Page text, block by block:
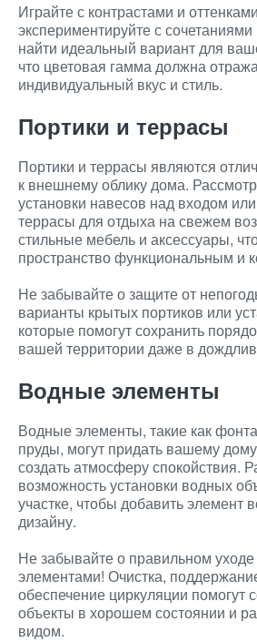
Играйте с контрастами и
экспериментируйте с
найти идеальный вариант для
что цветовая гамма должна
индивидуальный вкус и стиль.
Портики и террасы
Портики и террасы являются
к внешнему облику дома.
установки навесов над входом
террасы для отдыха на свежем
стильные мебель и аксессуары,
пространство функциональным и
Не забывайте о защите от
варианты крытых портиков или
которые помогут сохранить
вашей территории даже в
Водные элементы
Водные элементы, такие как
пруды, могут придать вашему
создать атмосферу спокойствия.
возможность установки водных
участке, чтобы добавить элемент
дизайну.
Не забывайте о правильном
элементами! Очистка,
обеспечение циркуляции помогут
объекты в хорошем состоянии и
видом.